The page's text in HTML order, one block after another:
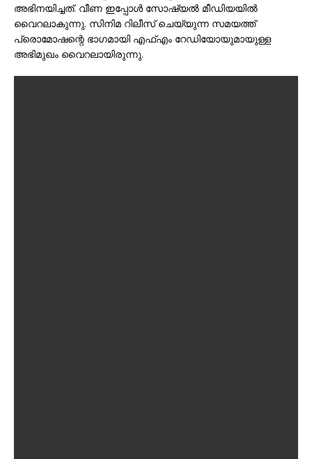
അഭിനയിച്ചത്. വീണ ഇപ്പോൾ സോഷ്യൽ മീഡിയയിൽ
വൈറലാകുന്നു. സിനിമ റിലീസ് ചെയ്യുന്ന സമയത്ത്
പ്രൊമോഷന്റെ ഭാഗമായി എഫ്എം റേഡിയോയുമായുള്ള
അഭിമുഖം വൈറലായിരുന്നു.